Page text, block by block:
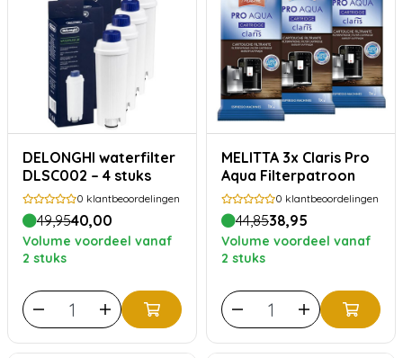
DELONGHI waterfilter
DLSC002 – 4 stuks
0 klantbeoordelingen
49,9540,00
Volume voordeel vanaf
2 stuks
MELITTA 3x Claris Pro
Aqua Filterpatroon
0 klantbeoordelingen
44,8538,95
Volume voordeel vanaf
2 stuks